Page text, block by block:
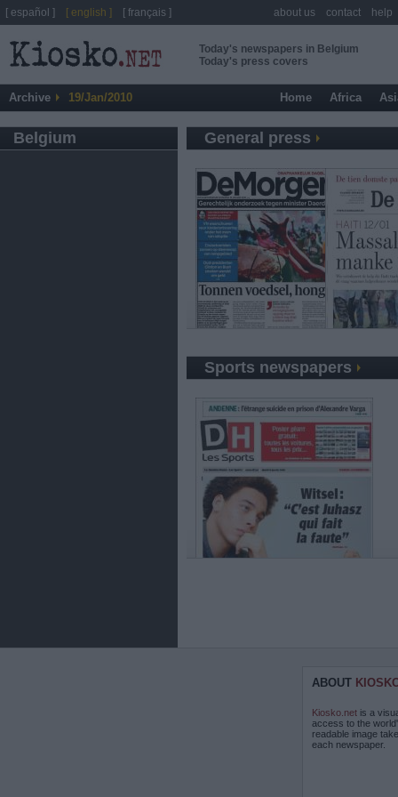
Today's newspapers in Belgium
Today's press covers
Archive 19/Jan/2010 Home Africa
Belgium General press
Sports newspapers
ABOUT
Kiosko.net is a
access to the
readable image
each newspaper.
[ español ] [ english ] [ français ] about us contact help